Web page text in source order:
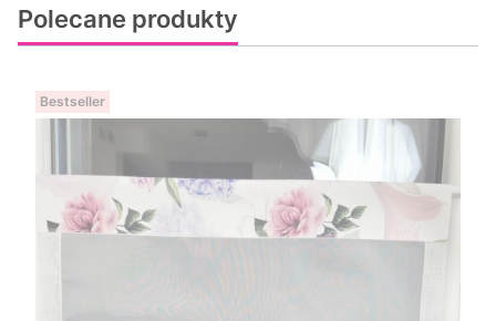
Polecane produkty
Bestseller